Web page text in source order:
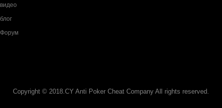
видео
блог
Форум
Copyright © 2018.CY Anti Poker Cheat Company All rights reserved.